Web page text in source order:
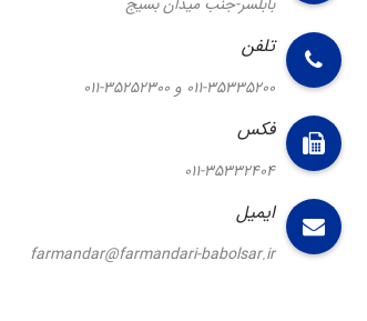
تلفن
011-35335200 و 35252300-011
فکس
011-35332404
ایمیل
farmandar@farmandari-babolsar.ir